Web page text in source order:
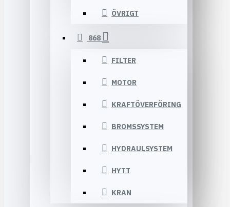
ÖVRIGT
868
FILTER
MOTOR
KRAFTÖVERFÖRING
BROMSSYSTEM
HYDRAULSYSTEM
HYTT
KRAN